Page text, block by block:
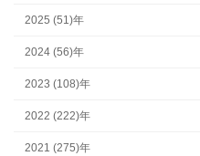
2025 (51)年
2024 (56)年
2023 (108)年
2022 (222)年
2021 (275)年